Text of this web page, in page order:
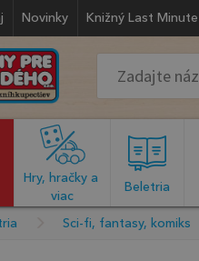
Novinky Knižný Last Minute
Hry, hračky a
viac
Beletria
Sci-fi, fantasy, komiks